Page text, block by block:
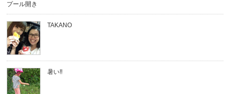
プール開き
TAKANO
暑い‼︎